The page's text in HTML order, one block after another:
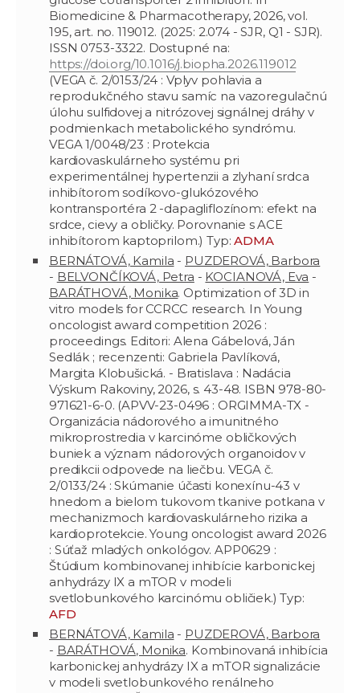
Biomedicine & Pharmacotherapy, 2026, vol.
195, art. no. 119012. (2025: 2.074 - SJR, Q1 - SJR).
ISSN 0753-3322. Dostupné na:
https://doi.org/10.1016/j.biopha.2026.119012
(VEGA č. 2/0153/24 : Vplyv pohlavia a
reprodukčného stavu samíc na vazoregulačnú
úlohu sulfidovej a nitrózovej signálnej dráhy v
podmienkach metabolického syndrómu.
VEGA 1/0048/23 : Protekcia
kardiovaskulárneho systému pri
experimentálnej hypertenzii a zlyhaní srdca
inhibítorom sodíkovo-glukózového
kontransportéra 2 -dapagliflozínom: efekt na
srdce, cievy a obličky. Porovnanie s ACE
inhibítorom kaptoprilom.) Typ:ADMA
BERNÁTOVÁ, Kamila - PUZDEROVÁ, Barbora
- BELVONČÍKOVÁ, Petra - KOCIANOVÁ, Eva -
BARÁTHOVÁ, Monika. Optimization of 3D in
vitro models for CCRCC research. In Young
oncologist award competition 2026 :
proceedings. Editori: Alena Gábelová, Ján
Sedlák ; recenzenti: Gabriela Pavlíková,
Margita Klobušická. - Bratislava : Nadácia
Výskum Rakoviny, 2026, s. 43-48. ISBN 978-80-
971621-6-0. (APVV-23-0496 : ORGIMMA-TX -
Organizácia nádorového a imunitného
mikroprostredia v karcinóme obličkových
buniek a význam nádorových organoidov v
predikcii odpovede na liečbu. VEGA č.
2/0133/24 : Skúmanie účasti konexínu-43 v
hnedom a bielom tukovom tkanive potkana v
mechanizmoch kardiovaskulárneho rizika a
kardioprotekcie. Young oncologist award 2026
: Súťaž mladých onkológov. APP0629 :
Štúdium kombinovanej inhibície karbonickej
anhydrázy IX a mTOR v modeli
svetlobunkového karcinómu obličiek.) Typ:
AFD
BERNÁTOVÁ, Kamila - PUZDEROVÁ, Barbora
- BARÁTHOVÁ, Monika. Kombinovaná inhibícia
karbonickej anhydrázy IX a mTOR signalizácie
v modeli svetlobunkového renálneho